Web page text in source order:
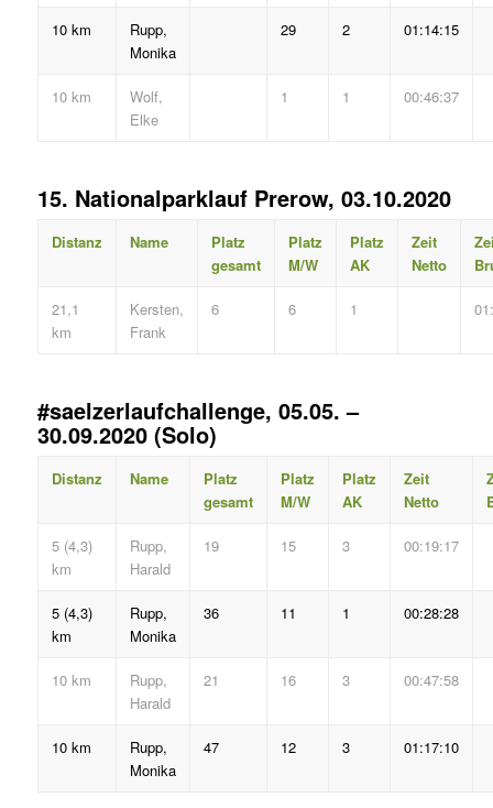
10 km
Rupp,
Monika
29 2 01:14:15
10 km
Wolf,
Elke
1 1 00:46:37
15. Nationalparklauf Prerow, 03.10.2020
Distanz Name
Platz
gesamt
Platz
M/W
Platz
AK
Zeit
Netto
21,1
km
Kersten,
Frank
6 6 1
#saelzerlaufchallenge, 05.05. –
30.09.2020 (Solo)
Distanz Name
Platz
gesamt
Platz
M/W
Platz
AK
Zeit
Netto
5 (4,3)
km
Rupp,
Harald
19 15 3 00:19:17
5 (4,3)
km
Rupp,
Monika
36 11 1 00:28:28
10 km
Rupp,
Harald
21 16 3 00:47:58
10 km
Rupp,
Monika
47 12 3 01:17:10